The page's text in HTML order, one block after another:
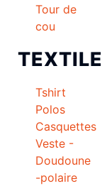
Tour de
cou
TEXTILE
Tshirt
Polos
Casquettes
Veste -
Doudoune
-polaire